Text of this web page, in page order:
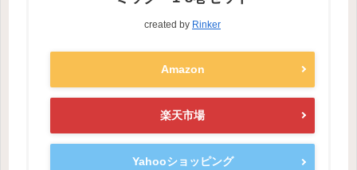
created by Rinker
Amazon
楽天市場
Yahooショッピング